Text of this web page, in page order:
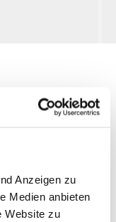
Anzeigen zu
Medien anbieten
Website zu